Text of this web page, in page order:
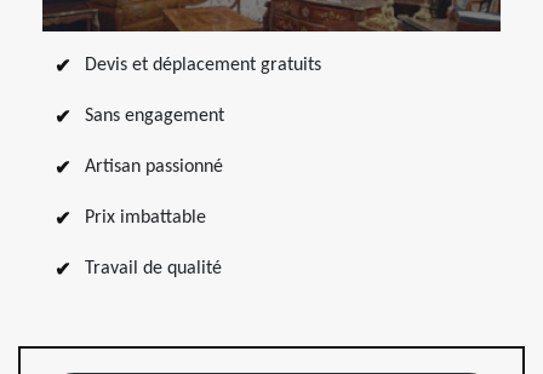
Devis et déplacement gratuits
Sans engagement
Artisan passionné
Prix imbattable
Travail de qualité